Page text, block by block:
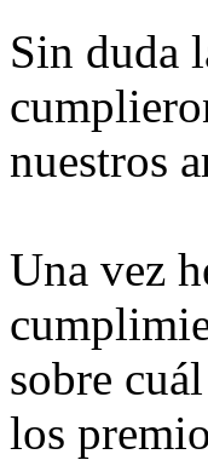
Sin duda
nuestros
Una vez
sobre
los